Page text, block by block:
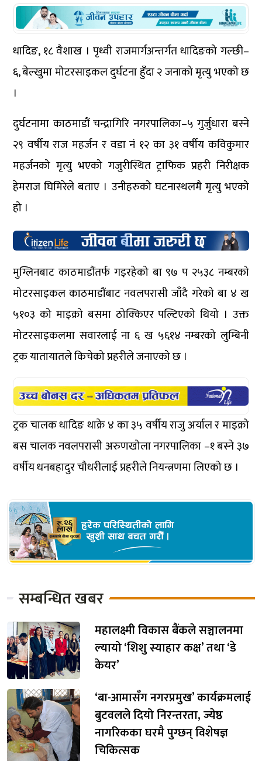
धादिङ, १८ वैशाख । पृथ्वी राजमार्गअन्तर्गत धादिङको गल्छी–
६, बेल्खुमा मोटरसाइकल दुर्घटना हुँदा २ जनाको मृत्यु भएको छ
।
दुर्घटनामा काठमाडौं चन्द्रागिरि नगरपालिका–५ गुर्जुधारा बस्ने
२९ वर्षीय राज महर्जन र वडा नं १२ का ३१ वर्षीय कविकुमार
महर्जनको मृत्यु भएको गजुरीस्थित ट्राफिक प्रहरी निरीक्षक
हेमराज घिमिरेले बताए । उनीहरुको घटनास्थलमै मृत्यु भएको
हो ।
मुग्लिनबाट काठमाडौंतर्फ गइरहेको बा ९७ प २५३८ नम्बरको
मोटरसाइकल काठमाडौंबाट नवलपरासी जाँदै गरेको बा ४ ख
५१०३ को माइक्रो बसमा ठोक्किएर पल्टिएको थियो । उक्त
मोटरसाइकलमा सवारलाई ना ६ ख ५६१४ नम्बरको लुम्बिनी
ट्रक यातायातले किचेको प्रहरीले जनाएको छ ।
ट्रक चालक धादिङ थाक्रे ४ का ३५ वर्षीय राजु अर्याल र माइक्रो
बस चालक नवलपरासी अरुणखोला नगरपालिका –१ बस्ने ३७
वर्षीय धनबहादुर चौधरीलाई प्रहरीले नियन्त्रणमा लिएको छ ।
सम्बन्धित खबर
महालक्ष्मी विकास बैंकले सञ्चालनमा
ल्यायो ‘शिशु स्याहार कक्ष’ तथा ‘डे
केयर’
‘बा-आमासँग नगरप्रमुख’ कार्यक्रमलाई
बुटवलले दियो निरन्तरता, ज्येष्ठ
नागरिकका घरमै पुग्छन् विशेषज्ञ
चिकित्सक